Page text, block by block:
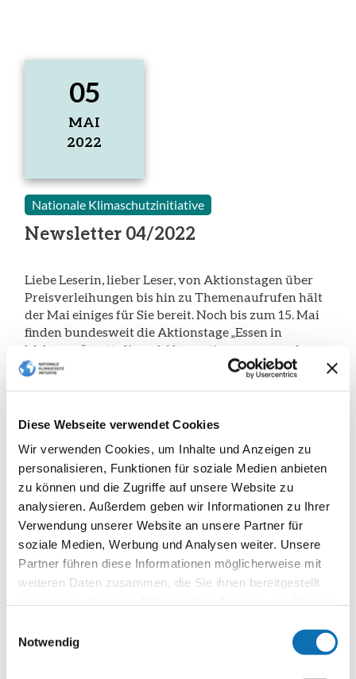
Diese Webseite verwendet Cookies
Wir verwenden Cookies, um Inhalte und Anzeigen zu
personalisieren, Funktionen für soziale Medien anbieten
zu können und die Zugriffe auf unsere Website zu
analysieren. Außerdem geben wir Informationen zu Ihrer
Verwendung unserer Website an unsere Partner für
soziale Medien, Werbung und Analysen weiter. Unsere
Partner führen diese Informationen möglicherweise mit
weiteren Daten zusammen, die Sie ihnen bereitgestellt
Notwendig
05
MAI
2022
Mai
2022
Nationale Klimaschutzinitiative
Newsletter 04/2022
Liebe Leserin, lieber Leser, von Aktionstagen über
Preisverleihungen bis hin zu Themenaufrufen hält
der Mai einiges für Sie bereit. Noch bis zum 15. Mai
finden bundesweit die Aktionstage „Essen in
Mehrweg“ statt, die auf Alternativen zu umwel…
26
APRIL
2022
26.
Neues vom SK:KK – Ausgabe